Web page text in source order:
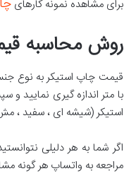
برای مشاهده نمونه کارهای
روش محاسبه
قیمت چاپ استیکر به نوع جنس
با متر اندازه گیری نمایید
استیکر (شیشه ای ، سفید ،
اگر شما به هر دلیلی
مراجعه به واتساپ هر گونه